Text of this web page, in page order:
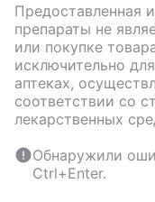
Предоставленная
препараты не
или покупке
исключительно
аптеках,
соответствии со
лекарственных
Обнаружили
Ctrl+Enter.